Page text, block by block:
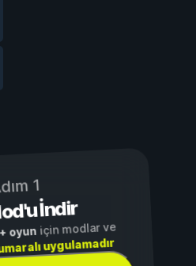
1
İndir
oyuniçin modlar ve
uygulamadır